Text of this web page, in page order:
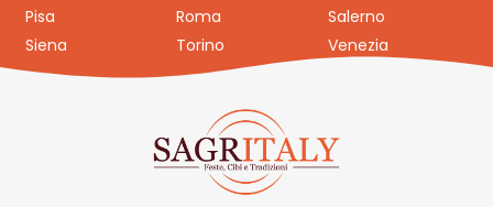
Pisa
Roma
Salerno
Siena
Torino Venezia